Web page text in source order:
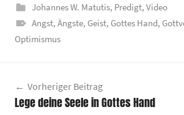
Johannes W. Matutis, Predigt, Video
Angst, Ängste, Geist, Gottes Hand,
Optimismus
Vorheriger Beitrag
Lege deine Seele in Gottes Hand